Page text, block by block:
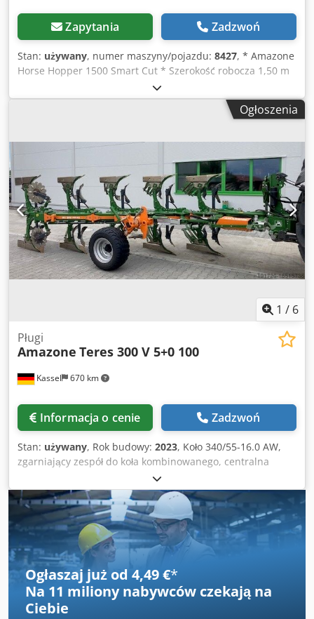
Zapytania Zadzwoń
Stan: używany, numer maszyny/pojazdu: 8427, * Amazone
Horse Hopper 1500 Smart Cut * Szerokość robocza 1,50 m
* Pojemność kosza zbiorczego 1.500 l * Zawieszenie na
ciągnik 3-punktowe * Noże skrzydłowe H60 * Rolki
podporowe * Urządzenie mulczujące * Wałek przegubowy
opróżnianiem dna * Prędkość obrotowa 2.650 obr./min. *
Wskaźnik poziomu napełnienia -----Wewnętrzny numer
pojazdu: 8427 Wsparcie WhatsApp dostępne! W przypadku
pytań dotyczących pojazdu lub dodatkowych informacji
zapraszamy do kontaktu przez WhatsApp Chjdpfx Ansrhy H
Romea Whatsapp Whatsapp ----Zastrzeżenie błędów i
sprzedaży pośredniej.
Ogłoszenia
1 / 6
Kassel 670 km
Pługi
Amazone Teres 300 V 5+0 100
Informacja o cenie Zadzwoń
Stan: używany, Rok budowy: 2023, Koło 340/55-16.0 AW,
zgarniający zespół do koła kombinowanego, centralna
regulacja ciśnienia uwalniania / korpus pługa STU 40,
lemiesz 430, końcówka lemiesza HD, talerz tnący D 500,
ząbkowany, 1 / ząbkowany, przygotowanie pod oświetlenie
/ Csdpfjt Eay Ejx Anmoha
Ogłaszaj już od 4,49 €*
Na 11 miliony nabywców czekają na
Ciebie